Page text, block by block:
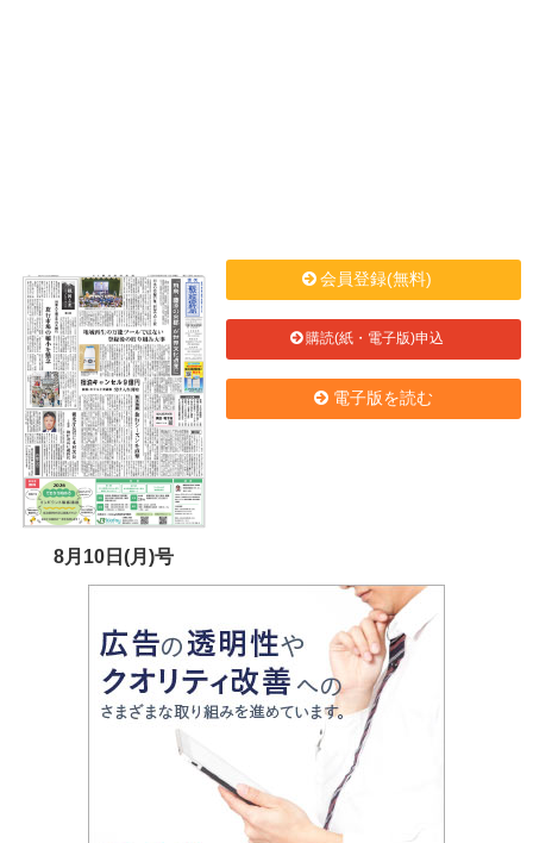
8月10日(月)号
会員登録(無料)
購読(紙・電子版)申込
電子版を読む